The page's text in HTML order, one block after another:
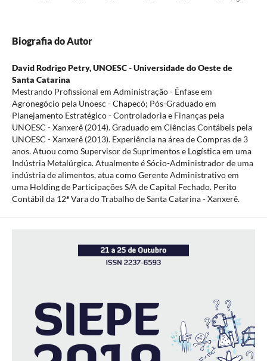
Biografia do Autor
David Rodrigo Petry,UNOESC - Universidade do Oeste de
Santa Catarina
Mestrando Profissional em Administração - Ênfase em
Agronegócio pela Unoesc - Chapecó; Pós-Graduado em
Planejamento Estratégico - Controladoria e Finanças pela
UNOESC - Xanxerê (2014). Graduado em Ciências Contábeis pela
UNOESC - Xanxerê (2013). Experiência na área de Compras de 3
anos. Atuou como Supervisor de Suprimentos e Logística em uma
Indústria Metalúrgica. Atualmente é Sócio-Administrador de uma
indústria de alimentos, atua como Gerente Administrativo em
uma Holding de Participações S/A de Capital Fechado. Perito
Contábil da 12ª Vara do Trabalho de Santa Catarina - Xanxerê.